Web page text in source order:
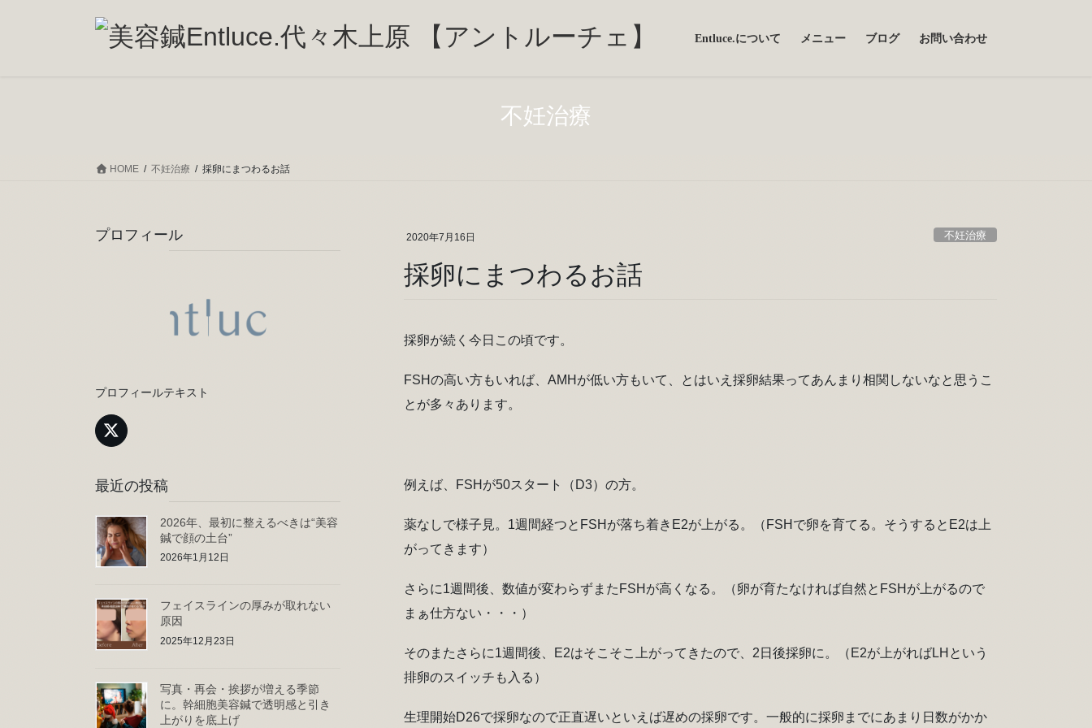
Entluce.について メニュー ブログ お問い合わせ
不妊治療
HOME 不妊治療 採卵にまつわるお話
2020年7月16日 不妊治療
採卵にまつわるお話
採卵が続く今日この頃です。
FSHの高い方もいれば、AMHが低い方もいて、とはいえ採卵結果ってあんまり相関しないなと思うこ
とが多々あります。
例えば、FSHが50スタート（D3）の方。
薬なしで様子見。1週間経つとFSHが落ち着きE2が上がる。（FSHで卵を育てる。そうするとE2は上
がってきます）
さらに1週間後、数値が変わらずまたFSHが高くなる。（卵が育たなければ自然とFSHが上がるので
まぁ仕方ない・・・）
そのまたさらに1週間後、E2はそこそこ上がってきたので、2日後採卵に。（E2が上がればLHという
排卵のスイッチも入る）
生理開始D26で採卵なので正直遅いといえば遅めの採卵です。一般的に採卵までにあまり日数がかか
プロフィール
プロフィールテキスト
最近の投稿
2026年、最初に整えるべきは“美容
鍼で顔の土台”
2026年1月12日
フェイスラインの厚みが取れない
原因
2025年12月23日
写真・再会・挨拶が増える季節
に。幹細胞美容鍼で透明感と引き
上がりを底上げ